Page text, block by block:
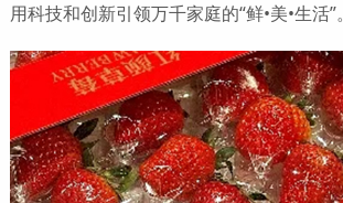
用科技和创新引领万千家庭的“鲜•美•生活”。